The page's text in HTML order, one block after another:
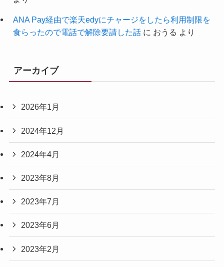
ANA Pay経由で楽天edyにチャージをしたら利用制限を
食らったので電話で解除要請した話に おうる より
アーカイブ
2026年1月
2024年12月
2024年4月
2023年8月
2023年7月
2023年6月
2023年2月